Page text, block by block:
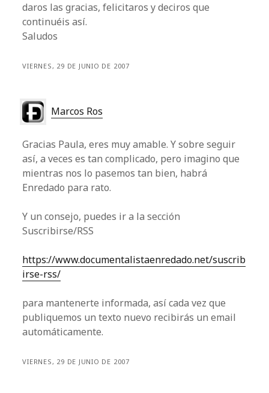
daros las gracias, felicitaros y deciros que
continuéis así.
Saludos
VIERNES, 29 DE JUNIO DE 2007
Marcos Ros
Gracias Paula, eres muy amable. Y sobre seguir
así, a veces es tan complicado, pero imagino que
mientras nos lo pasemos tan bien, habrá
Enredado para rato.
Y un consejo, puedes ir a la sección
Suscribirse/RSS
https://www.documentalistaenredado.net/suscrib
irse-rss/
para mantenerte informada, así cada vez que
publiquemos un texto nuevo recibirás un email
automáticamente.
VIERNES, 29 DE JUNIO DE 2007